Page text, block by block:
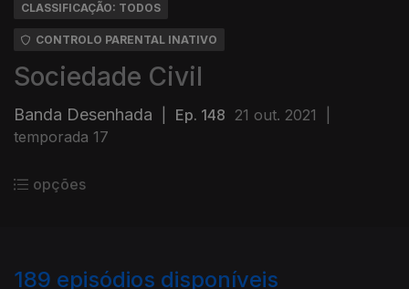
CLASSIFICAÇÃO: TODOS
CONTROLO PARENTAL INATIVO
Sociedade Civil
Banda Desenhada Ep. 148 21 out. 2021
temporada 17
opções
189 episódios disponíveis